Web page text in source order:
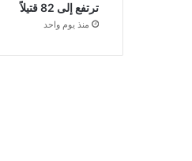
ترتفع إلى 82 قتيلاً
منذ يوم واحد